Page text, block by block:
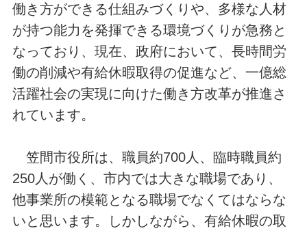
働き方ができる仕組みづくりや、多様な人材
が持つ能力を発揮できる環境づくりが急務と
なっており、現在、政府において、長時間労
働の削減や有給休暇取得の促進など、一億総
活躍社会の実現に向けた働き方改革が推進さ
れています。
笠間市役所は、職員約700人、臨時職員約
250人が働く、市内では大きな職場であり、
他事業所の模範となる職場でなくてはならな
いと思います。しかしながら、有給休暇の取